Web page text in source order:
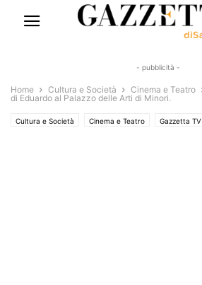
- pubblicità -
Home Cultura e Società Cinema e Teatro
di Eduardo al Palazzo delle Arti di Minori.
Cultura e Società Cinema e Teatro Gazzetta TV